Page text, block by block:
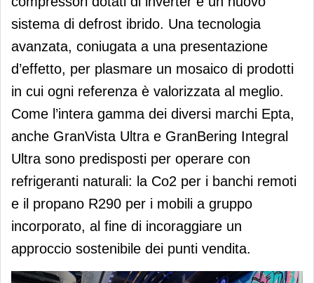
sistema di defrost ibrido. Una tecnologia
avanzata, coniugata a una presentazione
d’effetto, per plasmare un mosaico di prodotti
in cui ogni referenza è valorizzata al meglio.
Come l’intera gamma dei diversi marchi Epta,
anche GranVista Ultra e GranBering Integral
Ultra sono predisposti per operare con
refrigeranti naturali: la Co2 per i banchi remoti
e il propano R290 per i mobili a gruppo
incorporato, al fine di incoraggiare un
approccio sostenibile dei punti vendita.